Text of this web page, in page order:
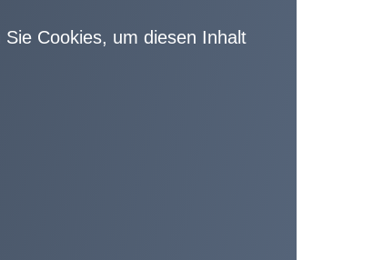
Cookies, um diesen Inhalt